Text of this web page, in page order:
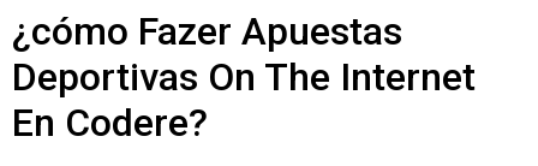
¿cómo Fazer Apuestas
Deportivas On The Internet
En Codere?